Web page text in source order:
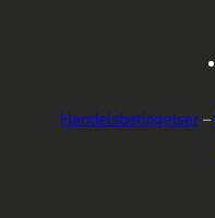
Handelsbetingelser –